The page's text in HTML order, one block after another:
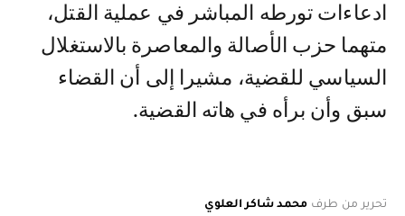
ادعاءات تورطه المباشر في عملية القتل،
متهما حزب الأصالة والمعاصرة بالاستغلال
السياسي للقضية، مشيرا إلى أن القضاء
سبق وأن برأه في هاته القضية.
تحرير من طرف محمد شاكر العلوي